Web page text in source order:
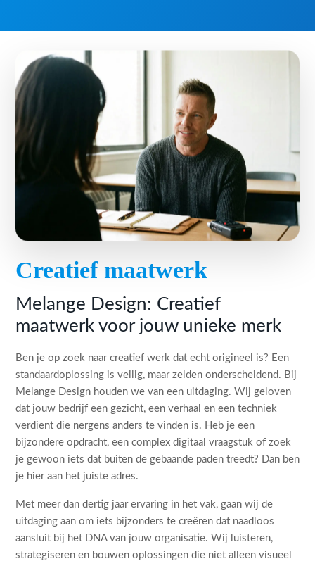
Creatief maatwerk
Melange Design: Creatief
maatwerk voor jouw unieke merk
Ben je op zoek naar creatief werk dat echt origineel is? Een
standaardoplossing is veilig, maar zelden onderscheidend. Bij
Melange Design houden we van een uitdaging. Wij geloven
dat jouw bedrijf een gezicht, een verhaal en een techniek
verdient die nergens anders te vinden is. Heb je een
bijzondere opdracht, een complex digitaal vraagstuk of zoek
je gewoon iets dat buiten de gebaande paden treedt? Dan ben
je hier aan het juiste adres.
Met meer dan dertig jaar ervaring in het vak, gaan wij de
uitdaging aan om iets bijzonders te creëren dat naadloos
aansluit bij het DNA van jouw organisatie. Wij luisteren,
strategiseren en bouwen oplossingen die niet alleen visueel